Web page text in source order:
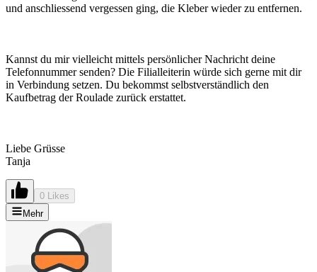
und anschliessend vergessen ging, die Kleber wieder zu entfernen.
Kannst du mir vielleicht mittels persönlicher Nachricht deine
Telefonnummer senden? Die Filialleiterin würde sich gerne mit dir
in Verbindung setzen. Du bekommst selbstverständlich den
Kaufbetrag der Roulade zurück erstattet.
Liebe Grüsse
Tanja
0 Likes
Mehr